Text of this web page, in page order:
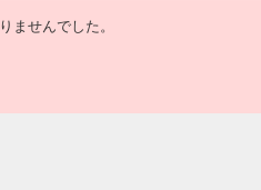
ませんでした。